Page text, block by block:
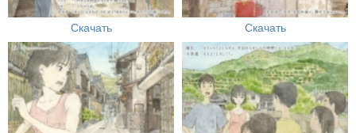
Скачать Скачать